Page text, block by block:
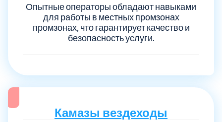
Опытные операторы обладают навыками
для работы в местных промзонах
промзонах, что гарантирует качество и
безопасность услуги.
Камазы вездеходы